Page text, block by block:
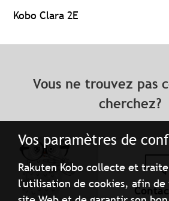
Vos paramètres de
Rakuten Kobo collecte et
l'utilisation de cookies, afin
Kobo Clara 2E
Vous ne trouvez pas
cherchez?